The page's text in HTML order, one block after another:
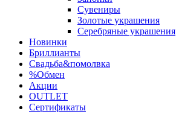
Сувениры
Золотые украшения
Серебряные украшения
Новинки
Бриллианты
Свадьба&помолвка
%Обмен
Акции
OUTLET
Сертификаты